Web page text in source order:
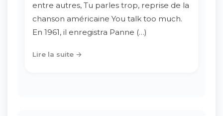
entre autres, Tu parles trop, reprise de la
chanson américaine You talk too much.
En 1961, il enregistra Panne (…)
Lire la suite →